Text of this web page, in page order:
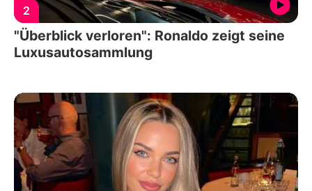
2
"Überblick verloren": Ronaldo zeigt seine
Luxusautosammlung